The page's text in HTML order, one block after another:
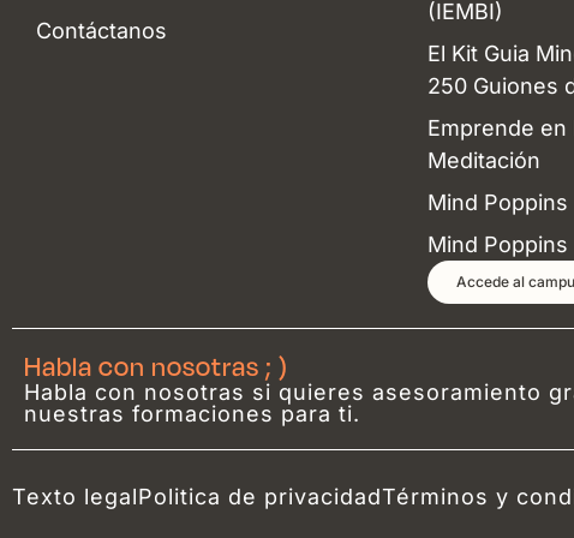
Contáctanos
(IEMBI)
El Kit Guia
250 Guiones
Emprende
Meditación
Mind Poppins
Mind Poppins
Accede al
Habla con nosotras ; )
Habla con nosotras si quieres asesoramiento
nuestras formaciones para ti.
Texto legalPolitica de privacidadTérminos y